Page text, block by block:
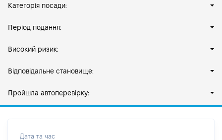
Категорія посади:
Період подання:
Високий ризик:
Відповідальне становище:
Пройшла автоперевірку:
Дата та час